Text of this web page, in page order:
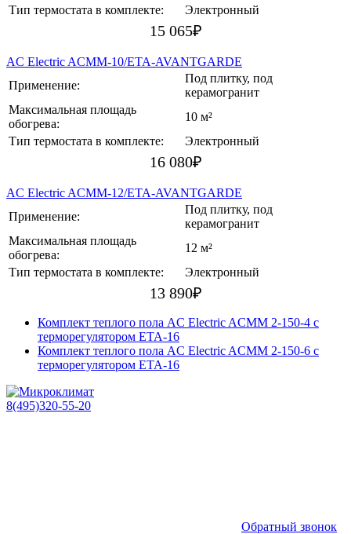
Тип термостата в комплекте:
Электронный
15 065₽
AC Electric ACMM-10/ETA-AVANTGARDE
Применение:
Под плитку, под
керамогранит
Максимальная площадь
обогрева:
10 м²
Тип термостата в комплекте:
Электронный
16 080₽
AC Electric ACMM-12/ETA-AVANTGARDE
Применение:
Под плитку, под
керамогранит
Максимальная площадь
обогрева:
12 м²
Тип термостата в комплекте:
Электронный
13 890₽
Комплект теплого пола AC Electric ACMM 2-150-4 с
терморегулятором ETA-16
Комплект теплого пола AC Electric ACMM 2-150-6 с
терморегулятором ETA-16
8(495)320-55-20
Обратный звонок